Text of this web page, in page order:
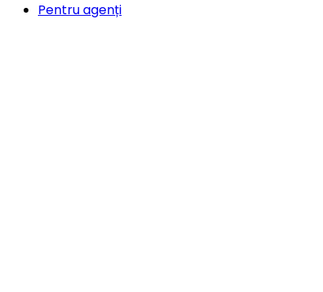
Pentru agenți